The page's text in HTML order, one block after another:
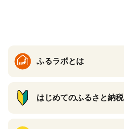
ふるラボとは
はじめてのふるさと納税